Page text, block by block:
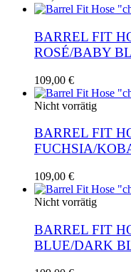
auf
Produktseite
gewählt
Produkt
mehrere
Varianten
auf.
Optionen
können
auf
Produktseite
gewählt
BARREL FIT
ROSÉ/BABY
109,00 €Dieses
Produkt
weist
Varianten
auf.
Die
können
auf
der
gewählt
werden
Nicht vorrätig
BARREL FIT
FUCHSIA/
109,00 €Dieses
Produkt
weist
Varianten
auf.
Die
Nicht vorrätig
BARREL FIT
BLUE/DARK